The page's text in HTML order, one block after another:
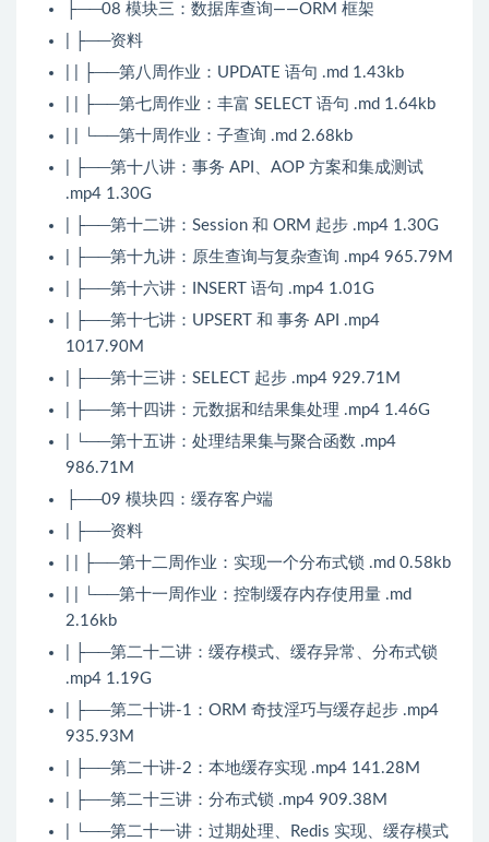
├──08 模块三：数据库查询——ORM 框架
| ├──资料
| | ├──第八周作业：UPDATE 语句 .md 1.43kb
| | ├──第七周作业：丰富 SELECT 语句 .md 1.64kb
| | └──第十周作业：子查询 .md 2.68kb
| ├──第十八讲：事务 API、AOP 方案和集成测试
.mp4 1.30G
| ├──第十二讲：Session 和 ORM 起步 .mp4 1.30G
| ├──第十九讲：原生查询与复杂查询 .mp4 965.79M
| ├──第十六讲：INSERT 语句 .mp4 1.01G
| ├──第十七讲：UPSERT 和 事务 API .mp4
1017.90M
| ├──第十三讲：SELECT 起步 .mp4 929.71M
| ├──第十四讲：元数据和结果集处理 .mp4 1.46G
| └──第十五讲：处理结果集与聚合函数 .mp4
986.71M
├──09 模块四：缓存客户端
| ├──资料
| | ├──第十二周作业：实现一个分布式锁 .md 0.58kb
| | └──第十一周作业：控制缓存内存使用量 .md
2.16kb
| ├──第二十二讲：缓存模式、缓存异常、分布式锁
.mp4 1.19G
| ├──第二十讲-1：ORM 奇技淫巧与缓存起步 .mp4
935.93M
| ├──第二十讲-2：本地缓存实现 .mp4 141.28M
| ├──第二十三讲：分布式锁 .mp4 909.38M
| └──第二十一讲：过期处理、Redis 实现、缓存模式